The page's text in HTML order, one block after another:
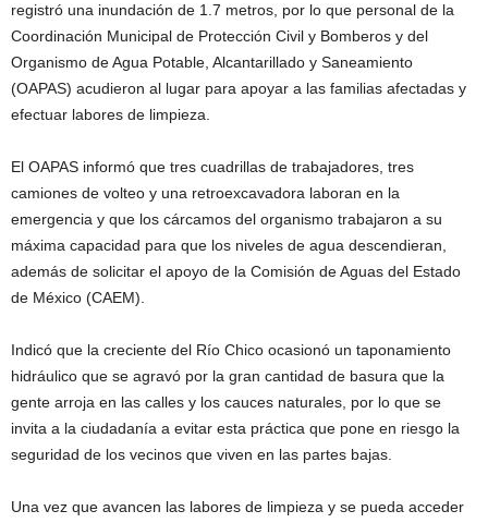
registró una inundación de 1.7 metros, por lo que personal de la
Coordinación Municipal de Protección Civil y Bomberos y del
Organismo de Agua Potable, Alcantarillado y Saneamiento
(OAPAS) acudieron al lugar para apoyar a las familias afectadas y
efectuar labores de limpieza.
El OAPAS informó que tres cuadrillas de trabajadores, tres
camiones de volteo y una retroexcavadora laboran en la
emergencia y que los cárcamos del organismo trabajaron a su
máxima capacidad para que los niveles de agua descendieran,
además de solicitar el apoyo de la Comisión de Aguas del Estado
de México (CAEM).
Indicó que la creciente del Río Chico ocasionó un taponamiento
hidráulico que se agravó por la gran cantidad de basura que la
gente arroja en las calles y los cauces naturales, por lo que se
invita a la ciudadanía a evitar esta práctica que pone en riesgo la
seguridad de los vecinos que viven en las partes bajas.
Una vez que avancen las labores de limpieza y se pueda acceder